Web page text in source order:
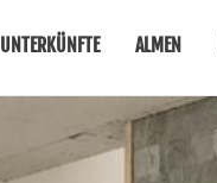
UNTERKÜNFTE ALMEN